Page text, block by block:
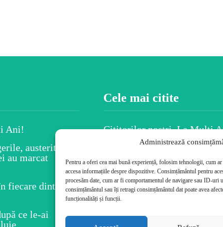
Administrează
Pentru a oferi cea mai bună experiență, folosim tehnologii, cum
accesa informațiile despre dispozitive. Consimțământul pentru
procesăm date, cum ar fi comportamentul de navigare sau ID-uri
consimțământul sau îți retragi consimțământul dat poate avea
funcționalități și funcții.
Ani!
austeritatea
au marcat
fiecare dintre
ce le-ai
Cele mai citite
Cititorilor noștri, La Mulți
BALKAN INSIGHT:
și nemulțumirea populației
România în 2025
Spiritul Crăciunului este în
noi
Uiti numele persoanelor
întâlnit? Psihologia dezvăluie